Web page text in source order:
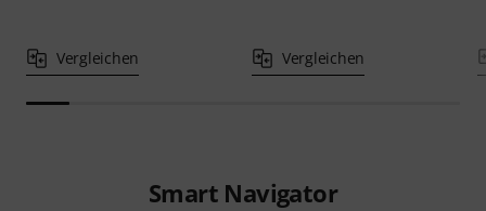
Vergleichen Vergleichen
Smart Navigator